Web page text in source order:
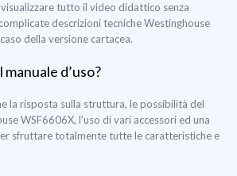
tutto il video didattico senza
descrizioni tecniche Westinghouse
della versione cartacea.
d’uso?
la risposta sulla struttura, le possibilità del
WSF6606X, l'uso di vari accessori ed una
sfruttare totalmente tutte le caratteristiche e